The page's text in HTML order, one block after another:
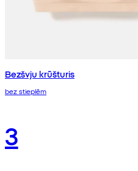
Bezšvju krūšturis
bez stieplēm
3